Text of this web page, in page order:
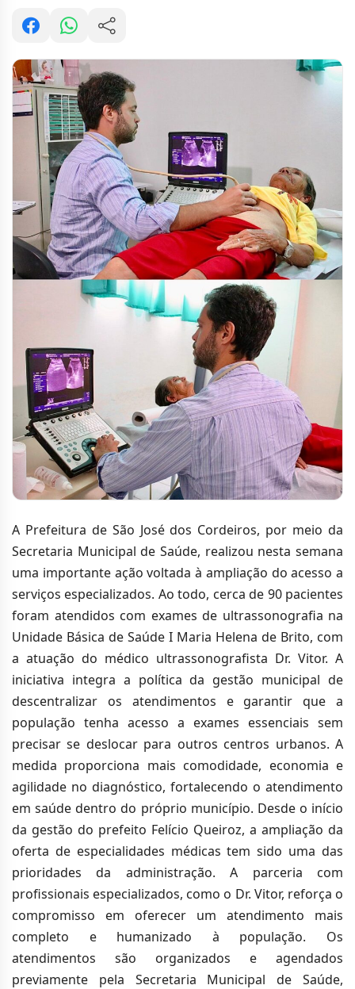
A Prefeitura de São José dos Cordeiros, por meio da
Secretaria Municipal de Saúde, realizou nesta semana
uma importante ação voltada à ampliação do acesso a
serviços especializados. Ao todo, cerca de 90 pacientes
foram atendidos com exames de ultrassonografia na
Unidade Básica de Saúde I Maria Helena de Brito, com
a atuação do médico ultrassonografista Dr. Vitor. A
iniciativa integra a política da gestão municipal de
descentralizar os atendimentos e garantir que a
população tenha acesso a exames essenciais sem
precisar se deslocar para outros centros urbanos. A
medida proporciona mais comodidade, economia e
agilidade no diagnóstico, fortalecendo o atendimento
em saúde dentro do próprio município. Desde o início
da gestão do prefeito Felício Queiroz, a ampliação da
oferta de especialidades médicas tem sido uma das
prioridades da administração. A parceria com
profissionais especializados, como o Dr. Vitor, reforça o
compromisso em oferecer um atendimento mais
completo e humanizado à população. Os
atendimentos são organizados e agendados
previamente pela Secretaria Municipal de Saúde,